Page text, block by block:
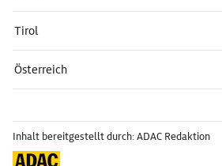
Tirol
Österreich
Inhalt bereitgestellt durch: ADAC Redaktion